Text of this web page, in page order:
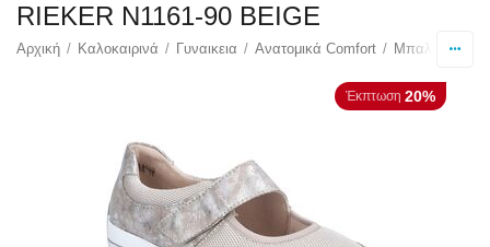
RIEKER N1161-90 ΒΕΙGE
Αρχική / Καλοκαιρινά / Γυναικεια / Ανατομικά Comfort / Μπαλαρίνες
Έκπτωση 20%